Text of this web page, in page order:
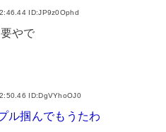
ID:JP9z0Ophd
やで
ID:DgVYhoOJ0
ル掴んでもうたわ